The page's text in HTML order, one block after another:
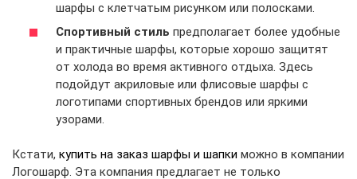
шарфы с клетчатым рисунком или полосками.
Спортивный стиль предполагает более удобные
и практичные шарфы, которые хорошо защитят
от холода во время активного отдыха. Здесь
подойдут акриловые или флисовые шарфы с
логотипами спортивных брендов или яркими
узорами.
Кстати, купить на заказ шарфы и шапки можно в компании
Логошарф. Эта компания предлагает не только